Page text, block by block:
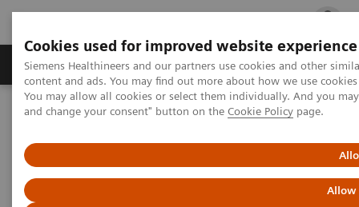
Cookies used for improved website experience
Siemens Healthineers and our partners use cookies and other
content and ads. You may find out more about how we use
You may allow all cookies or select them individually. And you
and change your consent" button on the Cookie Policy page.
Allow
Ürün ve Hizmetler Öne Çıkanlar Sağlık
Siemens Healthineers Türkiye
Laboratuvar Diagnostiği
Atellica Ürün Ailesi